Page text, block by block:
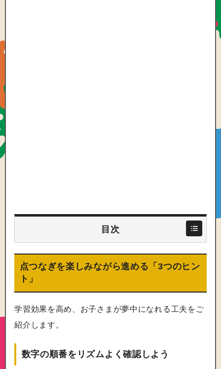
目次
点つなぎを楽しみながら進める「3つのヒン
ト」
学習効果を高め、お子さまが夢中になれる工夫をご
紹介します。
数字の順番をリズムよく確認しよう